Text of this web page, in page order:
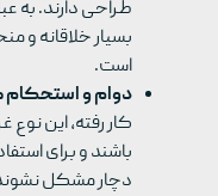
طراحی دارند. به
بسیار خلاقانه و
است.
دوام و استحکام
کار رفته، این
باشند و برای
دچار مشکل